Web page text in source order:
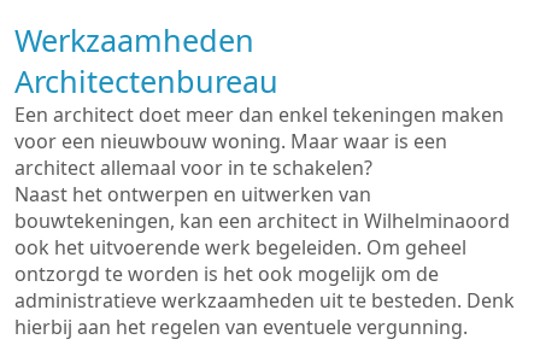
Werkzaamheden
Architectenbureau
Een architect doet meer dan enkel tekeningen maken
voor een nieuwbouw woning. Maar waar is een
architect allemaal voor in te schakelen?
Naast het ontwerpen en uitwerken van
bouwtekeningen, kan een architect in Wilhelminaoord
ook het uitvoerende werk begeleiden. Om geheel
ontzorgd te worden is het ook mogelijk om de
administratieve werkzaamheden uit te besteden. Denk
hierbij aan het regelen van eventuele vergunning.